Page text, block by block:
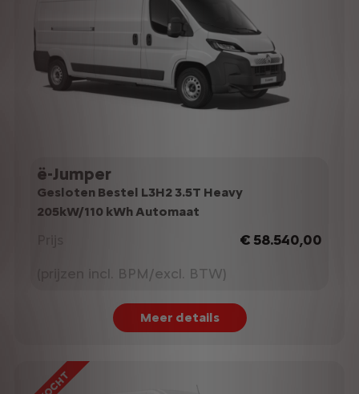
ë-Jumper
Gesloten Bestel L3H2 3.5T Heavy
205kW/110 kWh Automaat
€ 58.540,00
(prijzen incl. BPM/excl. BTW)
Meer details